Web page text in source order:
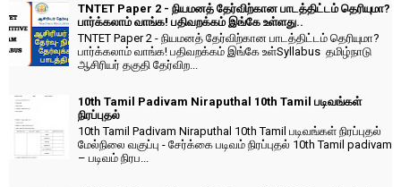
TNTET Paper 2 - நியமனத் தேர்விற்கான பாடத்திட்டம் தெரியுமா?
பார்க்கலாம் வாங்க! பதிவறக்கம் இங்கே உள்ளது..
TNTET Paper 2 - நியமனத் தேர்விற்கான பாடத்திட்டம் தெரியுமா?
பார்க்கலாம் வாங்க! பதிவறக்கம் இங்கே உள்Syllabus தமிழ்நாடு
ஆசிரியர் தகுதி தேர்விற...
10th Tamil Padivam Niraputhal 10th Tamil படிவங்கள்
நிரப்புதல்
10th Tamil Padivam Niraputhal 10th Tamil படிவங்கள் நிரப்புதல்
மேல்நிலை வகுப்பு - சேர்க்கை படிவம் நிரப்புதல் 10th Tamil padivam
– படிவம் நிரப...